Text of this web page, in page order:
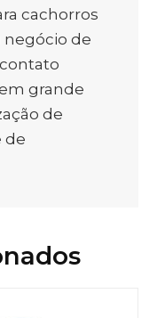
cachorros
negócio de
grande
de
de